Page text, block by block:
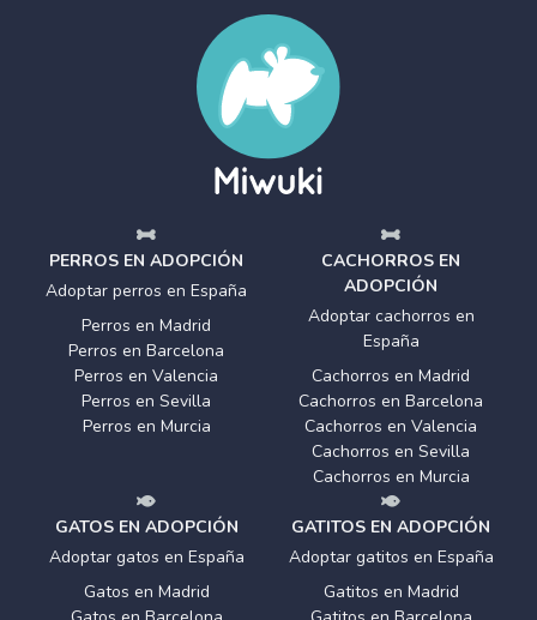
PERROS EN ADOPCIÓN
Adoptar perros en España
Perros en Madrid
Perros en Barcelona
Perros en Valencia
Perros en Sevilla
Perros en Murcia
CACHORROS EN
ADOPCIÓN
Adoptar cachorros en
España
Cachorros en Madrid
Cachorros en Barcelona
Cachorros en Valencia
Cachorros en Sevilla
Cachorros en Murcia
GATOS EN ADOPCIÓN
Adoptar gatos en España
Gatos en Madrid
GATITOS EN ADOPCIÓN
Adoptar gatitos en España
Gatitos en Madrid